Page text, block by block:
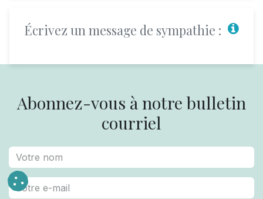
Écrivez un message de sympathie :
Abonnez-vous à notre bulletin
courriel